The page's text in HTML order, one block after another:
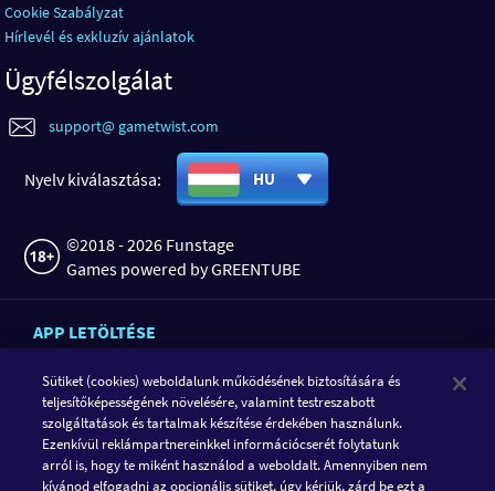
Cookie Szabályzat
Hírlevél és exkluzív ajánlatok
Ügyfélszolgálat
support@ gametwist.com
Nyelv kiválasztása: HU
©2018 - 2026 Funstage
Games powered by GREENTUBE
APP LETÖLTÉSE
Sütiket (cookies) weboldalunk működésének biztosítására és
teljesítőképességének növelésére, valamint testreszabott
szolgáltatások és tartalmak készítése érdekében használunk.
Ezenkívül reklámpartnereinkkel információcserét folytatunk
arról is, hogy te miként használod a weboldalt. Amennyiben nem
kívánod elfogadni az opcionális sütiket, úgy kérjük, zárd be ezt a